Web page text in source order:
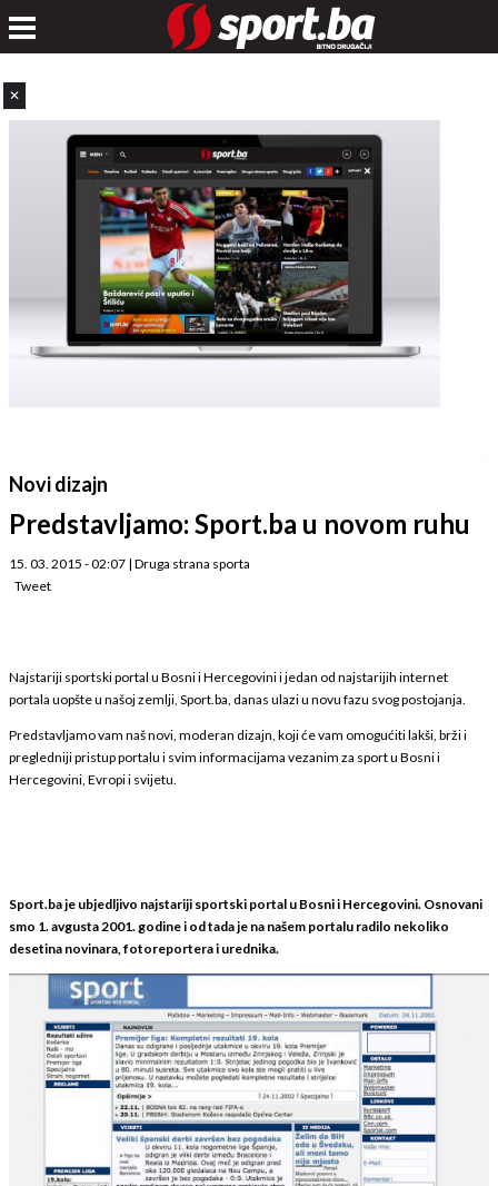
✕
Novi dizajn
Predstavljamo: Sport.ba u novom ruhu
15. 03. 2015 - 02:07 | Druga strana sporta
Tweet
Najstariji sportski portal u Bosni i Hercegovini i jedan od najstarijih internet
portala uopšte u našoj zemlji, Sport.ba, danas ulazi u novu fazu svog postojanja.
Predstavljamo vam naš novi, moderan dizajn, koji će vam omogućiti lakši, brži i
pregledniji pristup portalu i svim informacijama vezanim za sport u Bosni i
Hercegovini, Evropi i svijetu.
Sport.ba je ubjedljivo najstariji sportski portal u Bosni i Hercegovini. Osnovani
smo 1. avgusta 2001. godine i od tada je na našem portalu radilo nekoliko
desetina novinara, fotoreportera i urednika.